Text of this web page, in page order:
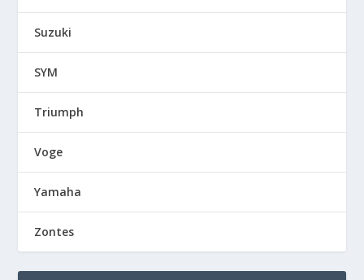
Suzuki
SYM
Triumph
Voge
Yamaha
Zontes